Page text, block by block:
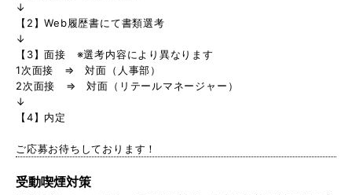
↓
【2】Web履歴書にて書類選考
↓
【3】面接 ※選考内容により異なります
1次面接 ⇒ 対面（人事部）
2次面接 ⇒ 対面（リテールマネージャー）
↓
【4】内定
ご応募お待ちしております！
受動喫煙対策